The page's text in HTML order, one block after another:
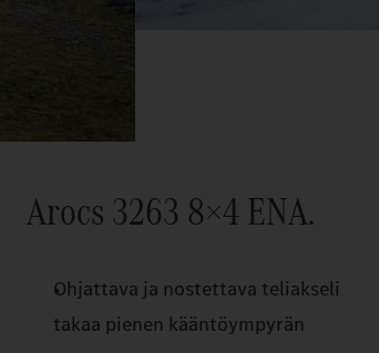
Arocs 3263 8×4 ENA.
Ohjattava ja nostettava teliakseli
takaa pienen kääntöympyrän